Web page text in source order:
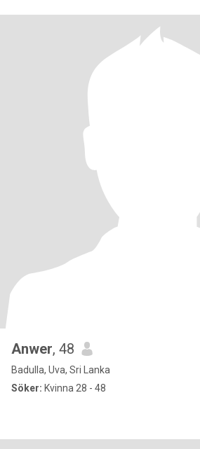
Anwer, 48
Badulla, Uva, Sri Lanka
Söker: Kvinna 28 - 48